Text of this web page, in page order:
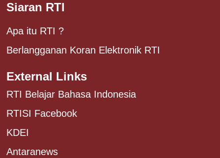
Siaran RTI
Apa itu RTI ?
Berlangganan Koran Elektronik RTI
External Links
RTI Belajar Bahasa Indonesia
RTISI Facebook
KDEI
Antaranews